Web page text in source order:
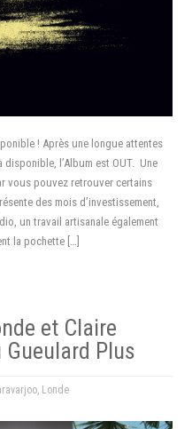
! Après une longue attentes
l’Album est OUT. Une
vous pouvez retrouver certains
des mois d’investissement,
un travail artisanale également
la pochette […]
et Claire
Gueulard Plus
, Londe